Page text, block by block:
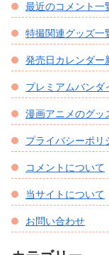
最近のコメント一
特撮関連グッズ一
発売日カレンダー
プレミアムバンダ
漫画アニメのグッ
プライバシーポリ
コメントについて
当サイトについて
お問い合わせ